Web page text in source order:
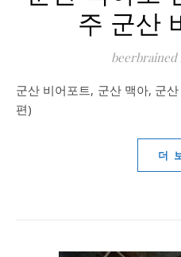
주 군산
beerbrained
군산 비어포트, 군산 맥아, 군산 수제맥주(국내브루어리투어 3
편)
더